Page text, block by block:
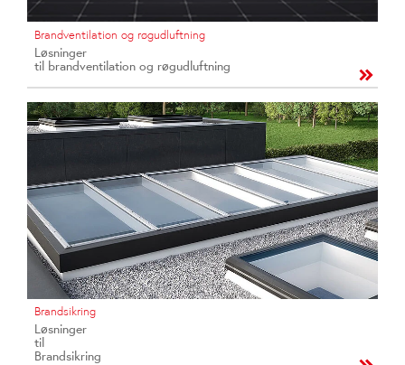
Brandventilation og røgudluftning
Løsninger
til brandventilation og røgudluftning
Brandsikring
Løsninger
til
Brandsikring